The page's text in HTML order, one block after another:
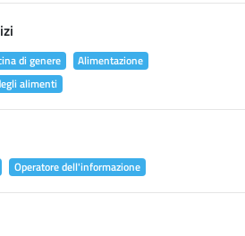
di genere
Alimentazione
alimenti
Operatore dell'informazione